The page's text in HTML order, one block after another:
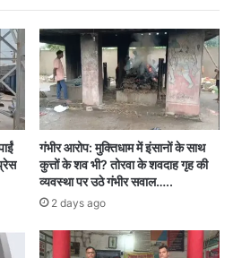
किया जा रहा, जबकि दूसरे
लिए प्री-मैट्रिक छात्रावास
पुलिस अधीक्षक (अंतागढ़)
दो शिविरों का स्थानांतरण
प्रतिष्ठानों के आसपास के
किए जाने का नतीजा है।
कराई जा रही सुविधा
गंभीर आरोप: मुक्तिधाम में इंसानों के साथ
कुत्तों के शव भी? तोरवा के शवदाह गृह की
व्यवस्था पर उठे गंभीर सवाल…..
2 days ago